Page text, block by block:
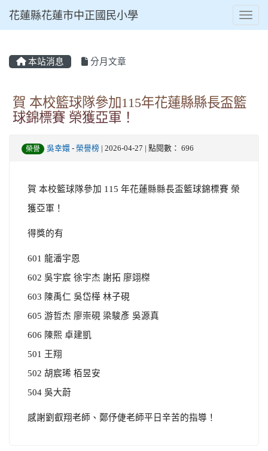
花蓮縣花蓮市中正國民小學
本站消息 分月文章
賀 本校籃球隊參加115年花蓮縣縣長盃籃
球錦標賽 榮獲亞軍！
榮譽 吳幸嬛 - 榮譽榜 | 2026-04-27 | 點閱數： 696
賀 本校籃球隊參加 115 年花蓮縣縣長盃籃球錦標賽 榮
獲亞軍！
得獎的有
601 龍潘宇恩
602 吳宇宸 徐宇杰 謝拓 廖翊榤
603 陳禹仁 吳岱樺 林子硯
605 游哲杰 廖崇硯 梁駿彥 吳源真
606 陳熙 卓建凱
501 王翔
502 胡宸琋 栢昱安
504 吳大蔚
感謝劉叡翔老師、鄭伃倢老師平日辛苦的指導！